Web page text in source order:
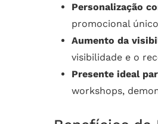
Personalização
promocional
Aumento da
visibilidade e o
Presente ideal
workshops,